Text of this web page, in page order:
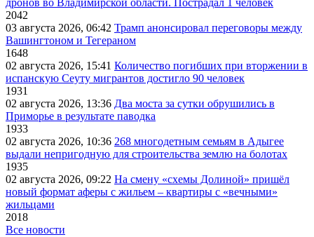
дронов во Владимирской области. Пострадал 1 человек
2042
03 августа 2026, 06:42 Трамп анонсировал переговоры между
Вашингтоном и Тегераном
1648
02 августа 2026, 15:41 Количество погибших при вторжении в
испанскую Сеуту мигрантов достигло 90 человек
1931
02 августа 2026, 13:36 Два моста за сутки обрушились в
Приморье в результате паводка
1933
02 августа 2026, 10:36 268 многодетным семьям в Адыгее
выдали непригодную для строительства землю на болотах
1935
02 августа 2026, 09:22 На смену «схемы Долиной» пришёл
новый формат аферы с жильем – квартиры с «вечными»
жильцами
2018
Все новости